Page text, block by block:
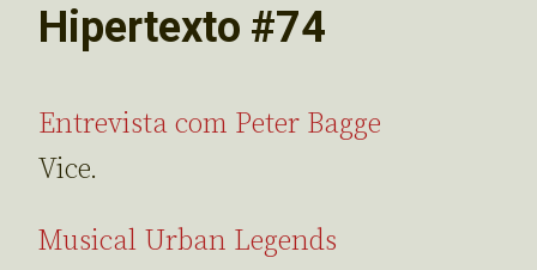
Hipertexto #74
Entrevista com Peter Bagge
Vice.
Musical Urban Legends